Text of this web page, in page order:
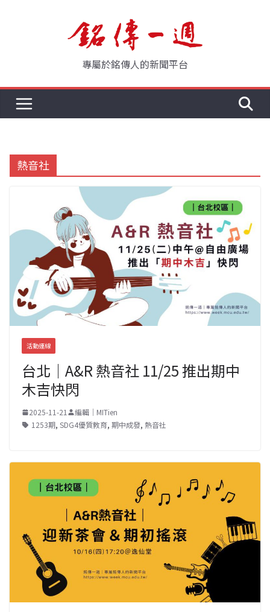
專屬於銘傳人的新聞平台
熱音社
活動連線
台北｜A&R 熱音社 11/25 推出期中
木吉快閃
2025-11-21
編輯｜MITien
1253期, SDG4優質教育, 期中成發, 熱音社